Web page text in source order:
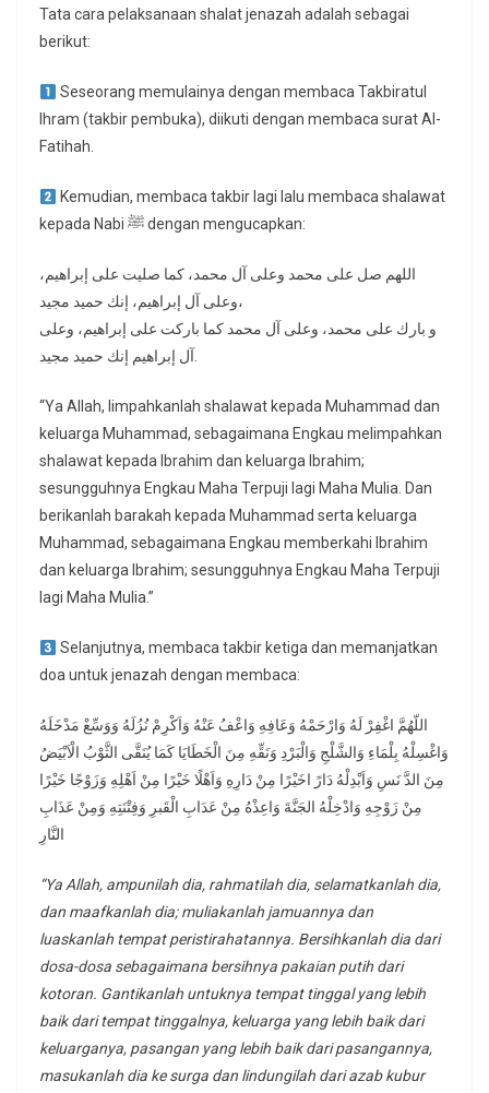
Tata cara pelaksanaan shalat jenazah adalah sebagai
berikut:
Seseorang memulainya dengan membaca Takbiratul
Ihram (takbir pembuka), diikuti dengan membaca surat Al-
Fatihah.
Kemudian, membaca takbir lagi lalu membaca shalawat
kepada Nabi ﷺ dengan mengucapkan:
اللهم صل على محمد وعلى آل محمد، كما صليت على إبراهيم،
وعلى آل إبراهيم، إنك حميد مجيد،
و بارك على محمد، وعلى آل محمد كما باركت على إبراهيم، وعلى
آل إبراهيم إنك حميد مجيد.
“Ya Allah, limpahkanlah shalawat kepada Muhammad dan
keluarga Muhammad, sebagaimana Engkau melimpahkan
shalawat kepada Ibrahim dan keluarga Ibrahim;
sesungguhnya Engkau Maha Terpuji lagi Maha Mulia. Dan
berikanlah barakah kepada Muhammad serta keluarga
Muhammad, sebagaimana Engkau memberkahi Ibrahim
dan keluarga Ibrahim; sesungguhnya Engkau Maha Terpuji
lagi Maha Mulia.”
Selanjutnya, membaca takbir ketiga dan memanjatkan
doa untuk jenazah dengan membaca:
اللّهُمَّ اغْفِرْ لَهُ وَارْحَمْهُ وَعَافِهِ وَاعْفُ عَنْهُ وَاَكْرِمْ نُزُلَهُ وَوَسِّعْ مَدْخَلَهُ
وَاغْسِلْهُ بِلْمَاءِ وَالشَّلْجِ وَالْبَرْدِ وَنَقِّهِ مِنَ الْخَطَايَا كَمَا يُنَقَّى الثَّوْبُ الْاَبْيَضُ
مِنَ الدَّ نَسِ وَاَبْدِلْهُ دَارً اخَيْرًا مِنْ دَارِهِ وَاَهْلًا خَيْرًا مِنْ اَهْلِهِ وَزَوْجًا خَيْرًا
مِنْ زَوْجِهِ وَادْخِلْهُ الجَنَّةَ وَاعِذْهُ مِنْ عَدَابِ الْقَبرِ وَفِتْنَتِهِ وَمِنْ عَذَابِ
النَّارِ
“Ya Allah, ampunilah dia, rahmatilah dia, selamatkanlah dia,
dan maafkanlah dia; muliakanlah jamuannya dan
luaskanlah tempat peristirahatannya. Bersihkanlah dia dari
dosa-dosa sebagaimana bersihnya pakaian putih dari
kotoran. Gantikanlah untuknya tempat tinggal yang lebih
baik dari tempat tinggalnya, keluarga yang lebih baik dari
keluarganya, pasangan yang lebih baik dari pasangannya,
masukanlah dia ke surga dan lindungilah dari azab kubur